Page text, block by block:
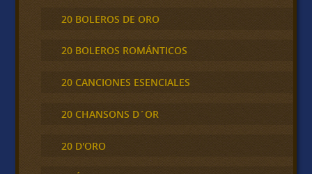
20 BOLEROS DE ORO
20 BOLEROS ROMÁNTICOS
20 CANCIONES ESENCIALES
20 CHANSONS D´OR
20 D'ORO